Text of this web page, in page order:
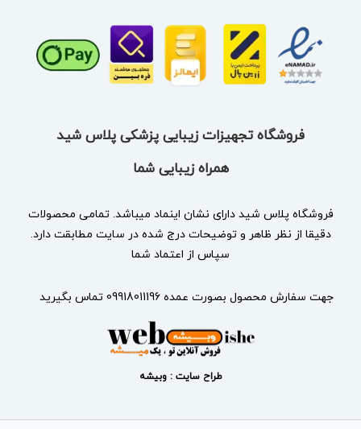
فروشگاه تجهیزات زیبایی پزشکی پلاس شید
همراه زیبایی شما
فروشگاه پلاس شید دارای نشان اینماد میباشد. تمامی محصولات
دقیقا از نظر ظاهر و توضیحات درج شده در سایت مطابقت دارد.
سپاس از اعتماد شما
جهت سفارش محصول بصورت عمده 09918011196 تماس بگیرید
طراح سایت : وبیشه